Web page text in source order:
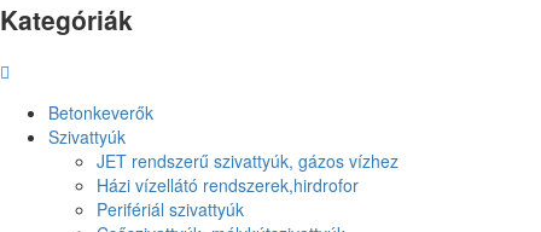
Kategóriák
Betonkeverők
Szivattyúk
JET rendszerű szivattyúk, gázos vízhez
Házi vízellátó rendszerek,hirdrofor
Perifériál szivattyúk